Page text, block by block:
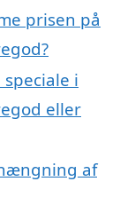
prisen på
i
eller
af